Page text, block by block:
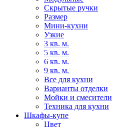
Скрытые ручки
Размер
Мини-кухни
Узкие
3 кв. м.
5 кв. м.
6 кв. м.
9 кв. м.
Все для кухни
Варианты отделки
Мойки и смесители
Техника для кухни
Шкафы-купе
Цвет